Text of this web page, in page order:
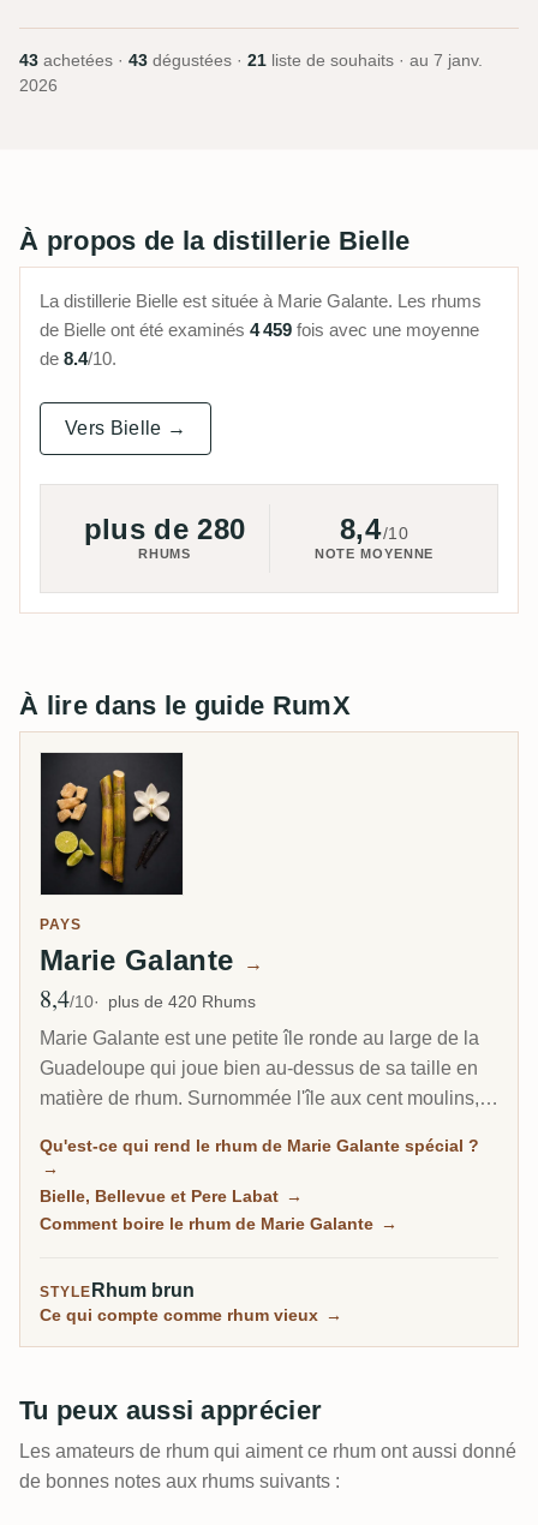
43 achetées · 43 dégustées · 21 liste de souhaits · au 7 janv.
2026
À propos de la distillerie Bielle
La distillerie Bielle est située à Marie Galante. Les rhums
de Bielle ont été examinés 4 459 fois avec une moyenne
de 8.4/10.
Vers Bielle →
plus de 280
RHUMS
8,4/10
NOTE MOYENNE
À lire dans le guide RumX
PAYS
Marie Galante →
Note moyenne
8,4/10 plus de 420 Rhums
Marie Galante est une petite île ronde au large de la
Guadeloupe qui joue bien au-dessus de sa taille en
matière de rhum. Surnommée l'île aux cent moulins,
souvent embouteillé à 59 degrés et plus, depuis trois
distilleries en activité. Pour les amateurs d'agricole,
c'est l'un des coins les plus typés du monde du rhum
Qu'est-ce qui rend le rhum de Marie Galante spécial ?
→
Bielle, Bellevue et Pere Labat →
Comment boire le rhum de Marie Galante →
STYLE Rhum brun
Ce qui compte comme rhum vieux →
Tu peux aussi apprécier
Les amateurs de rhum qui aiment ce rhum ont aussi donné
de bonnes notes aux rhums suivants :